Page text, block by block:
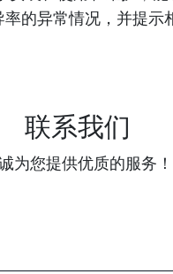
的异常情况，并提示
联系我们
为您提供优质的服务！